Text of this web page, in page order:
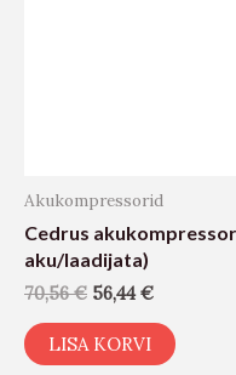
Akukompressorid
Cedrus
aku/laadijata)
70,56€ 56,44€
LISA KORVI